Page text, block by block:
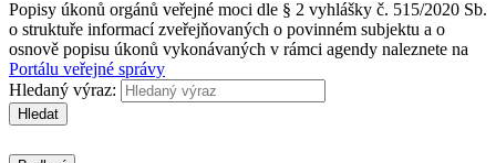
Popisy úkonů orgánů veřejné moci dle § 2 vyhlášky č. 515/2020 Sb.
o struktuře informací zveřejňovaných o povinném subjektu a o
osnově popisu úkonů vykonávaných v rámci agendy naleznete na
Portálu veřejné správy
Hledaný výraz:
Hledat